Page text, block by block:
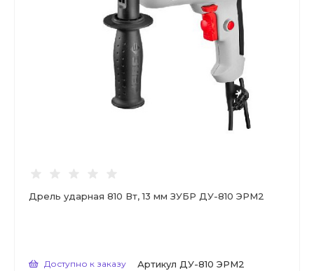
Дрель ударная 810 Вт, 13 мм ЗУБР ДУ-810 ЭРМ2
Доступно к заказу Артикул ДУ-810 ЭРМ2